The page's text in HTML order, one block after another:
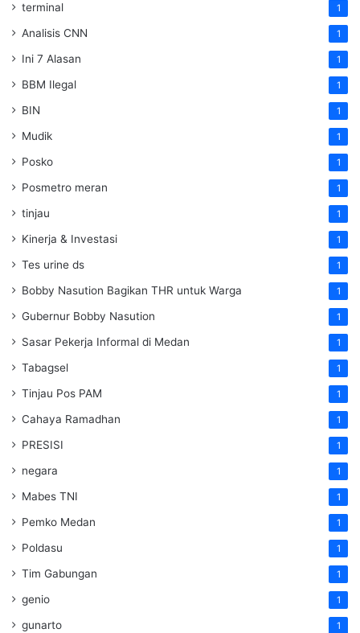
terminal 1
Analisis CNN 1
Ini 7 Alasan 1
BBM Ilegal 1
BIN 1
Mudik 1
Posko 1
Posmetro meran 1
tinjau 1
Kinerja & Investasi 1
Tes urine ds 1
Bobby Nasution Bagikan THR untuk Warga 1
Gubernur Bobby Nasution 1
Sasar Pekerja Informal di Medan 1
Tabagsel 1
Tinjau Pos PAM 1
Cahaya Ramadhan 1
PRESISI 1
negara 1
Mabes TNI 1
Pemko Medan 1
Poldasu 1
Tim Gabungan 1
genio 1
gunarto 1